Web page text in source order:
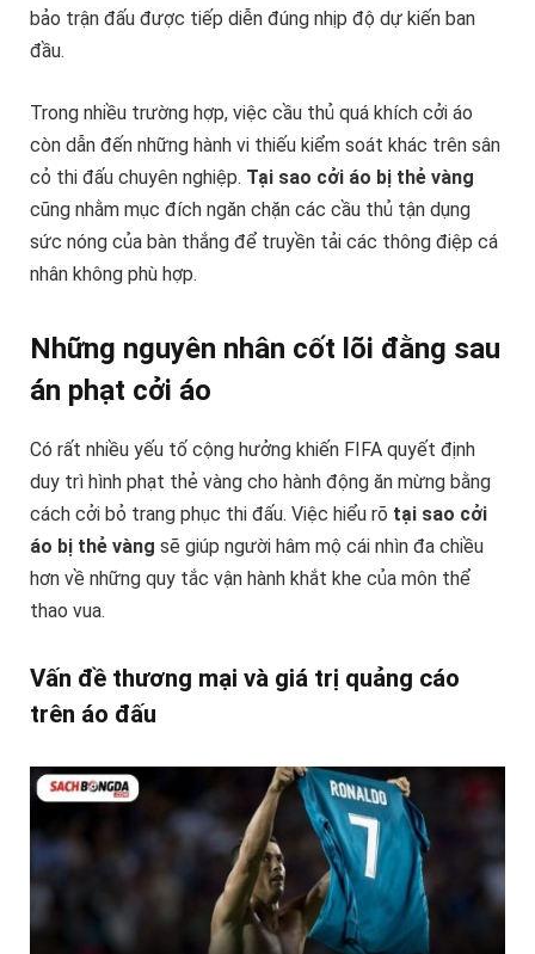
bảo trận đấu được tiếp diễn đúng nhịp độ dự kiến ban
đầu.
Trong nhiều trường hợp, việc cầu thủ quá khích cởi áo
còn dẫn đến những hành vi thiếu kiểm soát khác trên sân
cỏ thi đấu chuyên nghiệp. Tại sao cởi áo bị thẻ vàng
cũng nhằm mục đích ngăn chặn các cầu thủ tận dụng
sức nóng của bàn thắng để truyền tải các thông điệp cá
nhân không phù hợp.
Những nguyên nhân cốt lõi đằng sau
án phạt cởi áo
Có rất nhiều yếu tố cộng hưởng khiến FIFA quyết định
duy trì hình phạt thẻ vàng cho hành động ăn mừng bằng
cách cởi bỏ trang phục thi đấu. Việc hiểu rõ tại sao cởi
áo bị thẻ vàng sẽ giúp người hâm mộ cái nhìn đa chiều
hơn về những quy tắc vận hành khắt khe của môn thể
thao vua.
Vấn đề thương mại và giá trị quảng cáo
trên áo đấu